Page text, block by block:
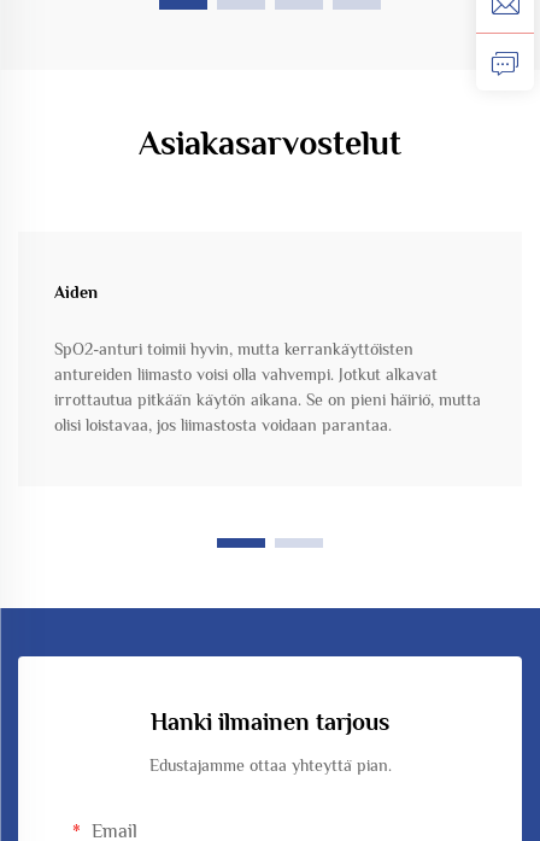
Asiakasarvostelut
Aiden
SpO2-anturi toimii hyvin, mutta kerrankäyttöisten
antureiden liimasto voisi olla vahvempi. Jotkut alkavat
irrottautua pitkään käytön aikana. Se on pieni häiriö, mutta
olisi loistavaa, jos liimastosta voidaan parantaa.
Hanki ilmainen tarjous
Edustajamme ottaa yhteyttä pian.
Email